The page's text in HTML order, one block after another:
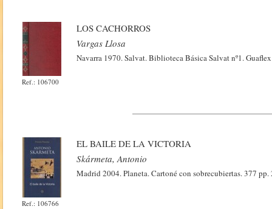
Ref.: 106700
LOS CACHORROS
Vargas Llosa
Navarra 1970. Salvat. Biblioteca Básica Salvat nº1.
Ref.: 106766
EL BAILE DE LA VICTORIA
Skármeta, Antonio
Madrid 2004. Planeta. Cartoné con sobrecubiertas. 377